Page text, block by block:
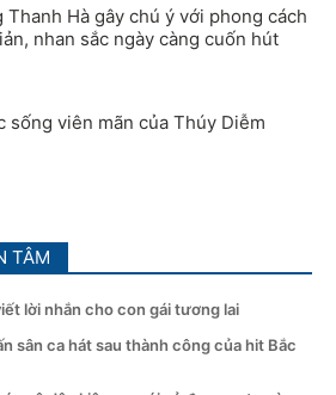
Thanh Hà gây chú ý với phong cách
nhan sắc ngày càng cuốn hút
sống viên mãn của Thúy Diễm
TÂM
lời nhắn cho con gái tương lai
sân ca hát sau thành công của hit Bắc